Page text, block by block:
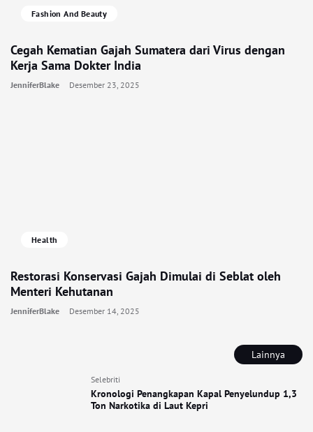
Lainnya
Selebriti
Kronologi Penangkapan Kapal Penyelundup 1,3
Ton Narkotika di Laut Kepri
Fashion And Beauty
Cegah Kematian Gajah Sumatera dari Virus dengan
Kerja Sama Dokter India
JenniferBlake Desember 23, 2025
Health
Restorasi Konservasi Gajah Dimulai di Seblat oleh
Menteri Kehutanan
JenniferBlake Desember 14, 2025